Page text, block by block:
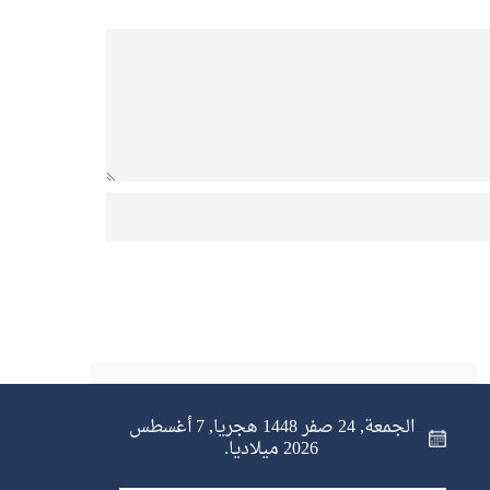
الجمعة, 24 صفر 1448 هجريا, 7 أغسطس
2026 ميلاديا.